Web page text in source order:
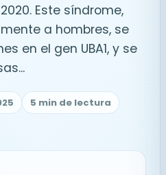
Este síndrome,
a hombres, se
en el gen UBA1, y se
5 min de lectura